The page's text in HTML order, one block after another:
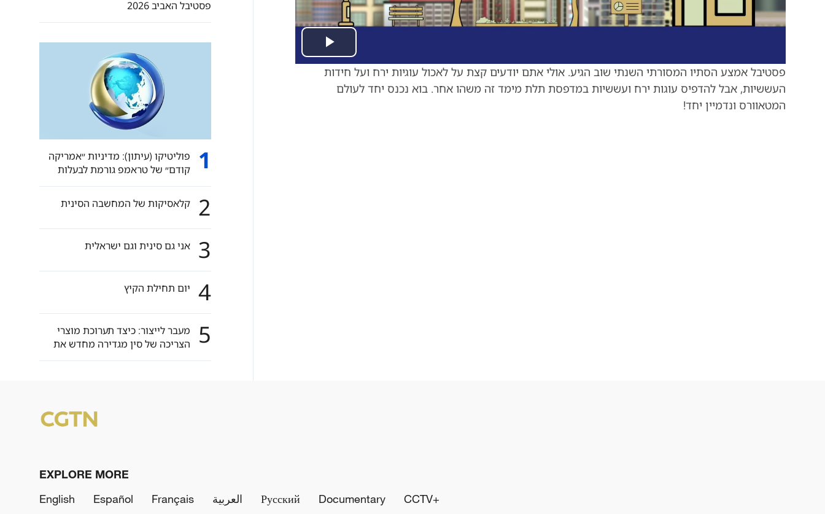
Play
פסטיבל אמצע הסתיו המסורתי השנתי שוב הגיע. אולי אתם יודעים קצת על לאכול עוגיות ירח ועל חידות
העששיות, אבל להדפיס עוגות ירח ועששיות במדפסת תלת מימד זה משהו אחר. בוא נכנס יחד לעולם
המטאוורס ונדמיין יחד!
פסטיבל האביב 2026
1
פוליטיקו (עיתון): מדיניות ״אמריקה
קודם״ של טראמפ גורמת לבעלות
ברית מרכזיות של ארה״ב לפנות לכיוון
סין.
2 קלאסיקות של המחשבה הסינית
3 אני גם סינית וגם ישראלית
4 יום תחילת הקיץ
5
מעבר לייצור: כיצד תערוכת מוצרי
הצריכה של סין מגדירה מחדש את
הכלכלה הגלובלית
EXPLORE MORE
English
Español Français العربية Русский Documentary CCTV+